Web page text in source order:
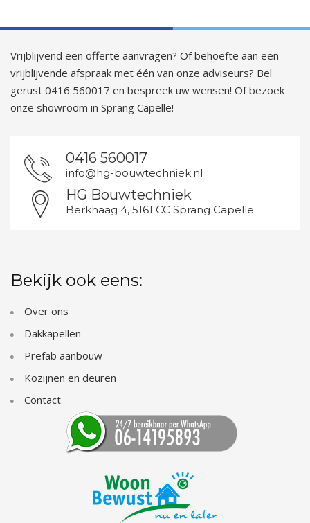
Vrijblijvend een offerte aanvragen? Of behoefte aan een
vrijblijvende afspraak met één van onze adviseurs? Bel
gerust 0416 560017 en bespreek uw wensen! Of bezoek
onze showroom in Sprang Capelle!
0416 560017
info@hg-bouwtechniek.nl
HG Bouwtechniek
Berkhaag 4, 5161 CC Sprang Capelle
Bekijk ook eens:
Over ons
Dakkapellen
Prefab aanbouw
Kozijnen en deuren
Contact